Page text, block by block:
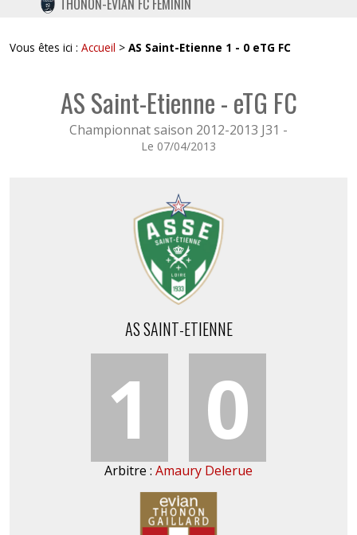
TWITTER
INSTAGRAM
THONON-EVIAN FC FÉMININ
Vous êtes ici : Accueil > AS Saint-Etienne 1 - 0 eTG FC
AS Saint-Etienne - eTG FC
Championnat saison 2012-2013 J31 -
Le 07/04/2013
AS SAINT-ETIENNE
1 0
Arbitre : Amaury Delerue